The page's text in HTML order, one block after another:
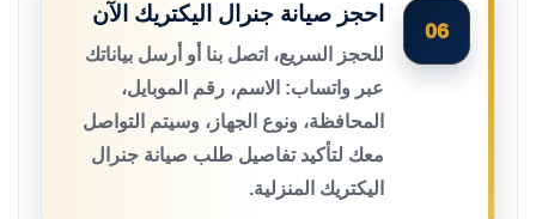
06
احجز صيانة جنرال اليكتريك الآن
للحجز السريع، اتصل بنا أو أرسل بياناتك
عبر واتساب: الاسم، رقم الموبايل،
المحافظة، ونوع الجهاز، وسيتم التواصل
معك لتأكيد تفاصيل طلب صيانة جنرال
اليكتريك المنزلية.